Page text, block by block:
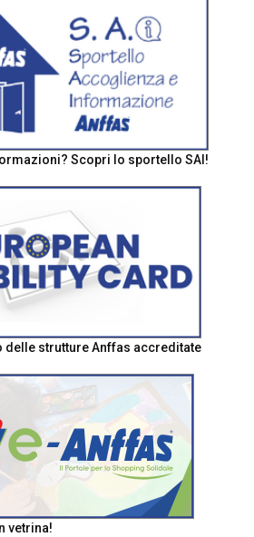
Scopri lo sportello SAI!
delle strutture Anffas accreditate
vetrina!